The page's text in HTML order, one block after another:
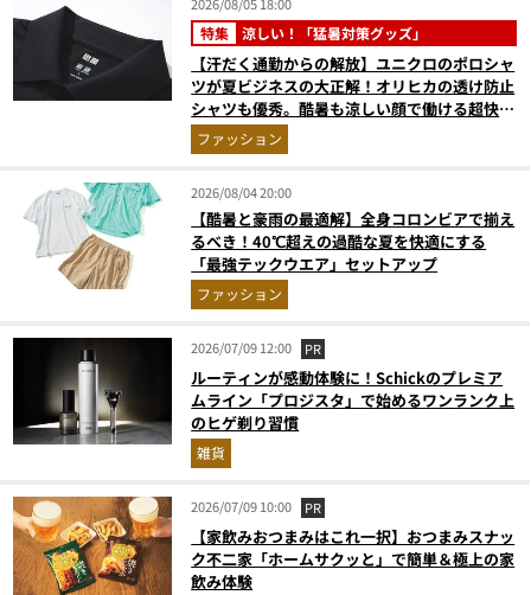
2026/08/05 18:00
特集 涼しい！「猛暑対策グッズ」
【汗だく通勤からの解放】ユニクロのポロシャ
ツが夏ビジネスの大正解！オリヒカの透け防止
シャツも優秀。酷暑も涼しい顔で働ける超快適
ウエアの実力
ファッション
2026/08/04 20:00
【酷暑と豪雨の最適解】全身コロンビアで揃え
るべき！40℃超えの過酷な夏を快適にする
「最強テックウエア」セットアップ
ファッション
2026/07/09 12:00 PR
ルーティンが感動体験に！Schickのプレミア
ムライン「プロジスタ」で始めるワンランク上
のヒゲ剃り習慣
雑貨
2026/07/09 10:00 PR
【家飲みおつまみはこれ一択】おつまみスナッ
ク不二家「ホームサクッと」で簡単＆極上の家
飲み体験